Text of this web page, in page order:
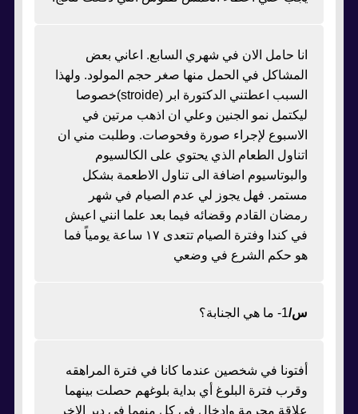
انا حامل الان في شهري السابع. اعاني بعض
المشاكل في الحمل منها صغر حجم المولود. ولهذا
السبب اعطتني الدكتورة ابر (stroide)خصوصا
ليكتمل نمو الجنين وعلي ان اذهب مرتين في
الاسبوع لإجراء صورة وفحوصات. وطلبت مني ان
اتناول الطعام الذي يحتوي على الكالسيوم
والبوتاسيوم اضافة الى تناول الاطعمة بشكل
مستمر. فهل يجوز لي عدم الصيام في شهر
رمضان القادم وقضائه فيما بعد علما انني اعيش
في كندا وفترة الصيام تتعدى ١٧ ساعة يومياً فما
هو حكم الشرع في وضعي
س/1- ما هي الجنابة؟
أفتونا في شخصين عندما كانا في فترة المراهقه
وقرب فترة البلوغ أي بداية بلوغهم حصلت بينهما
علاقة محرمة وادخال في كل منهما في دبر الاخر